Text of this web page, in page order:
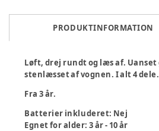
PRODUKTINFORMATION
Løft, drej rundt og læs af.
stenlæsset af vognen. I alt 4 dele.
Fra 3 år.
Batterier inkluderet: Nej
Egnet for alder: 3 år - 10 år